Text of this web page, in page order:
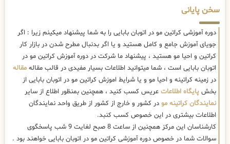
سخن پایانی
دوره آموزشی کراتین مو در اتوبان بابایی را به شما پیشنهاد میکینم زیرا : اگر
جویای آموزش جامع و کامل هستید و یا اگر بدنبال مطرح شدن در بازار کار
کراتین و احیا مو هستید ، پیشنهاد ما شرکت در دوره آموزش کراتین مو در
اتوبان بابایی است ، شما میتوانید اطلاعات بسیار مفیدی در قالب مقاله مقاله
در زمینه کراتینه و احیا مو و یا شرایط اموزش کراتین مو در اتوبان بابایی از
بخش پایگاه اطلاعات عریس کسب کنید ، همچنین بمنظور اطلاع از سایر
نمایندگان کراتینه مو در کشور و خارج از کشور از طریق واحد نمایندگان
اطلاعات بیشتری در این خصوص کسب کنبد.
کارشناسان این مرکز همچنین از ساعت 8 صبح لغایت 9 شب پاسخگوی
سوالات شما در خصوص دوره آموزشی کراتین مو در اتوبان بابایی خواهند بود .